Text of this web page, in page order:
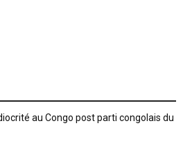
au Congo post parti congolais du